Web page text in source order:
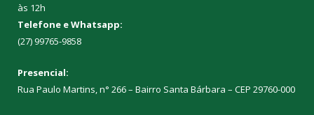
às 12h
Telefone e Whatsapp:
(27) 99765-9858
Presencial:
Rua Paulo Martins, n° 266 – Bairro Santa Bárbara – CEP 29760-000